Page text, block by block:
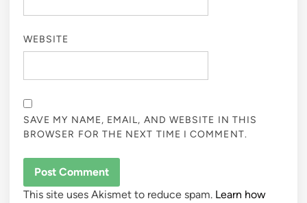
WEBSITE
SAVE MY NAME, EMAIL, AND WEBSITE IN THIS
BROWSER FOR THE NEXT TIME I COMMENT.
This site uses Akismet to reduce spam. Learn how